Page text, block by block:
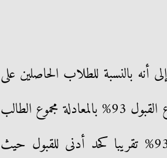
أنه بالنسبة للطلاب الحاصلين على
الشهادة الأزهرية للعام الدراسي 2023م يكون مجموع القبول 93% بالمعادلة مجموع الطالب
فى الشهادة الإعدادية الأزهرية × 280 = الناتج 93% تقريبا كحد أدنى للقبول حيث